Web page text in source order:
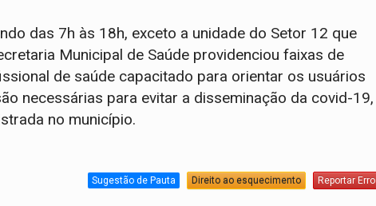
das 7h às 18h, exceto a unidade do Setor 12 que
Municipal de Saúde providenciou faixas de
de saúde capacitado para orientar os usuários
necessárias para evitar a disseminação da covid-19,
no município.
Sugestão de Pauta Direito ao esquecimento Reportar Erro